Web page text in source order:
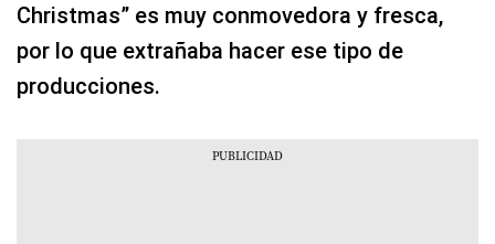
Christmas” es muy conmovedora y fresca,
por lo que extrañaba hacer ese tipo de
producciones.